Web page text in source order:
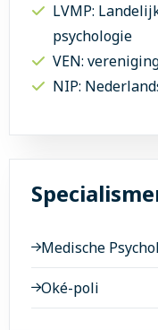
LVMP:
psychologie
VEN:
NIP:
Medische
Oké-poli